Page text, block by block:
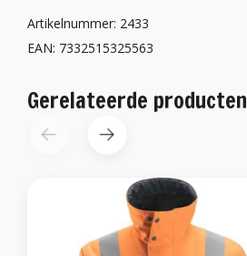
Artikelnummer: 2433
EAN: 7332515325563
Gerelateerde producten